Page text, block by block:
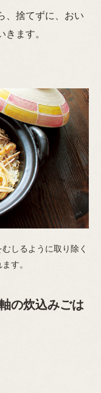
、捨てずに、おい
ます。
しるように取り除く
す。
の炊込みごは